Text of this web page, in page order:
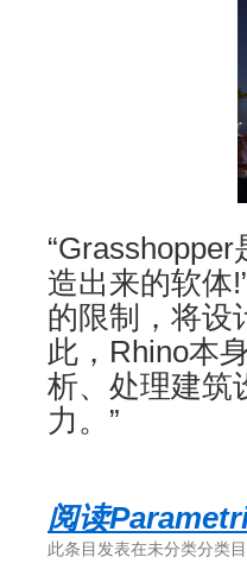
造出来的软体
的限制，将设
此，Rhino本
析、处理建筑
力。”
阅读
此条目发表在未分类分类